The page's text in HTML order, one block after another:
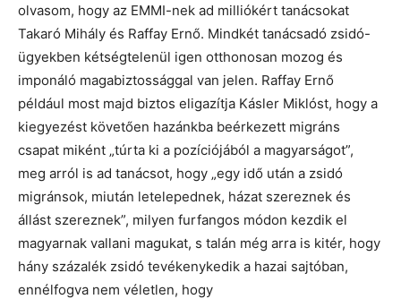
olvasom, hogy az EMMI-nek ad milliókért tanácsokat
Takaró Mihály és Raffay Ernő. Mindkét tanácsadó zsidó-
ügyekben kétségtelenül igen otthonosan mozog és
imponáló magabiztossággal van jelen. Raffay Ernő
például most majd biztos eligazítja Kásler Miklóst, hogy a
kiegyezést követően hazánkba beérkezett migráns
csapat miként „túrta ki a pozíciójából a magyarságot”,
meg arról is ad tanácsot, hogy „egy idő után a zsidó
migránsok, miután letelepednek, házat szereznek és
állást szereznek”, milyen furfangos módon kezdik el
magyarnak vallani magukat, s talán még arra is kitér, hogy
hány százalék zsidó tevékenykedik a hazai sajtóban,
ennélfogva nem véletlen, hogy